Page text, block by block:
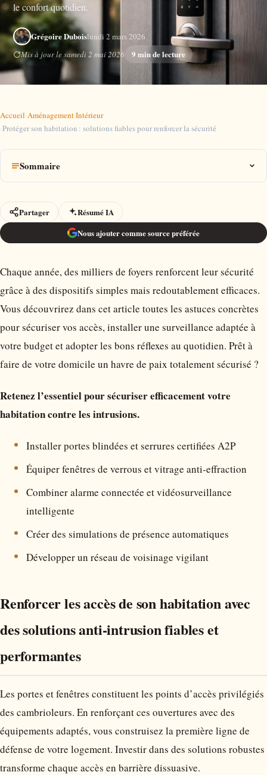
le confort quotidien.
Grégoire Duboislundi 2 mars 2026
Mis à jour le samedi 2 mai 2026
9 min de lecture
Accueil›Aménagement Intérieur
›Protéger son habitation : solutions fiables pour renforcer la sécurité
Sommaire
Partager
Résumé IA
Nous ajouter comme source préférée
Chaque année, des milliers de foyers renforcent leur sécurité
grâce à des dispositifs simples mais redoutablement efficaces.
Vous découvrirez dans cet article toutes les astuces concrètes
pour sécuriser vos accès, installer une surveillance adaptée à
votre budget et adopter les bons réflexes au quotidien. Prêt à
faire de votre domicile un havre de paix totalement sécurisé ?
Retenez l’essentiel pour sécuriser efficacement votre
habitation contre les intrusions.
Installer portes blindées et serrures certifiées A2P
Équiper fenêtres de verrous et vitrage anti-effraction
Combiner alarme connectée et vidéosurveillance
intelligente
Créer des simulations de présence automatiques
Développer un réseau de voisinage vigilant
Renforcer les accès de son habitation avec
des solutions anti‑intrusion fiables et
performantes
Les portes et fenêtres constituent les points d’accès privilégiés
des cambrioleurs. En renforçant ces ouvertures avec des
équipements adaptés, vous construisez la première ligne de
défense de votre logement. Investir dans des solutions robustes
transforme chaque accès en barrière dissuasive.